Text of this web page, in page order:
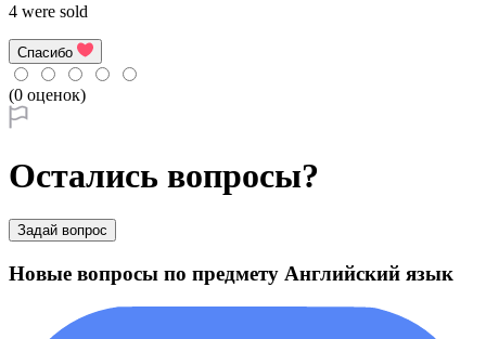
4 were sold
Спасибо
(0 оценок)
Остались вопросы?
Задай вопрос
Новые вопросы по предмету Английский язык